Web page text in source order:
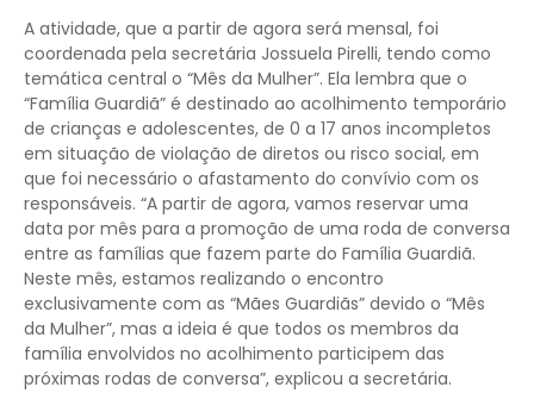
A atividade, que a partir de agora será mensal, foi
coordenada pela secretária Jossuela Pirelli, tendo como
temática central o “Mês da Mulher”. Ela lembra que o
“Família Guardiã” é destinado ao acolhimento temporário
de crianças e adolescentes, de 0 a 17 anos incompletos
em situação de violação de diretos ou risco social, em
que foi necessário o afastamento do convívio com os
responsáveis. “A partir de agora, vamos reservar uma
data por mês para a promoção de uma roda de conversa
entre as famílias que fazem parte do Família Guardiã.
Neste mês, estamos realizando o encontro
exclusivamente com as “Mães Guardiãs” devido o “Mês
da Mulher”, mas a ideia é que todos os membros da
família envolvidos no acolhimento participem das
próximas rodas de conversa”, explicou a secretária.